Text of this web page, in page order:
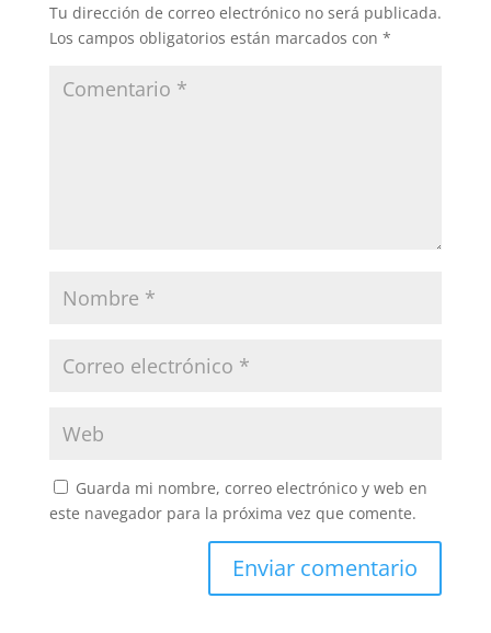
Tu dirección de correo electrónico no será publicada.
Los campos obligatorios están marcados con *
Guarda mi nombre, correo electrónico y web en
este navegador para la próxima vez que comente.